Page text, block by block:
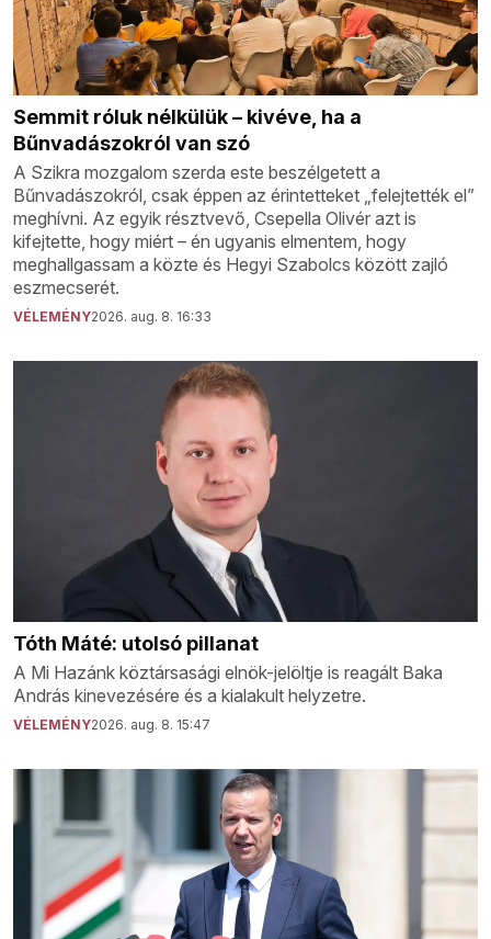
Semmit róluk nélkülük – kivéve, ha a
Bűnvadászokról van szó
A Szikra mozgalom szerda este beszélgetett a
Bűnvadászokról, csak éppen az érintetteket „felejtették el”
meghívni. Az egyik résztvevő, Csepella Olivér azt is
kifejtette, hogy miért – én ugyanis elmentem, hogy
meghallgassam a közte és Hegyi Szabolcs között zajló
eszmecserét.
VÉLEMÉNY2026. aug. 8. 16:33
Tóth Máté: utolsó pillanat
A Mi Hazánk köztársasági elnök-jelöltje is reagált Baka
András kinevezésére és a kialakult helyzetre.
VÉLEMÉNY2026. aug. 8. 15:47